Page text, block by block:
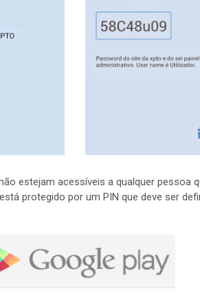
estejam acessíveis a qualquer pessoa
protegido por um PIN que deve ser